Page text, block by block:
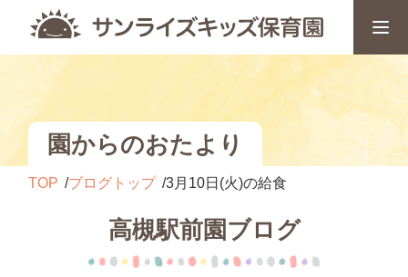
園からのおたより
TOP ブログトップ 3月10日(火)の給食
高槻駅前園ブログ